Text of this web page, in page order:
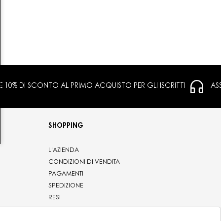
E 10% DI SCONTO AL PRIMO ACQUISTO PER GLI ISCRITTI
SHOPPING
L'AZIENDA
CONDIZIONI DI VENDITA
PAGAMENTI
SPEDIZIONE
RESI